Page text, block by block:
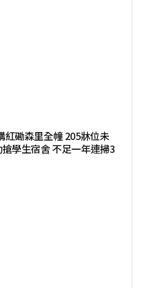
紅磡森里全幢 205牀位未
學生宿舍 不足一年連掃3